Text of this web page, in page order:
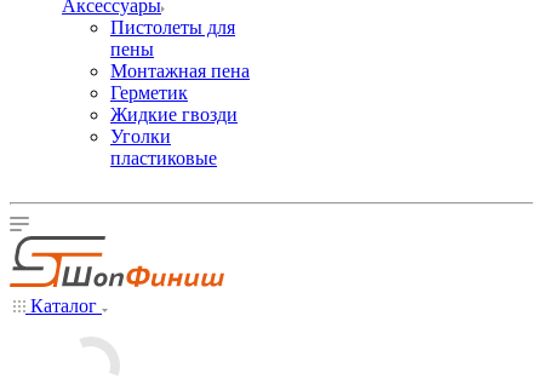
Аксессуары
Пистолеты для
пены
Монтажная пена
Герметик
Жидкие гвозди
Уголки
пластиковые
Каталог